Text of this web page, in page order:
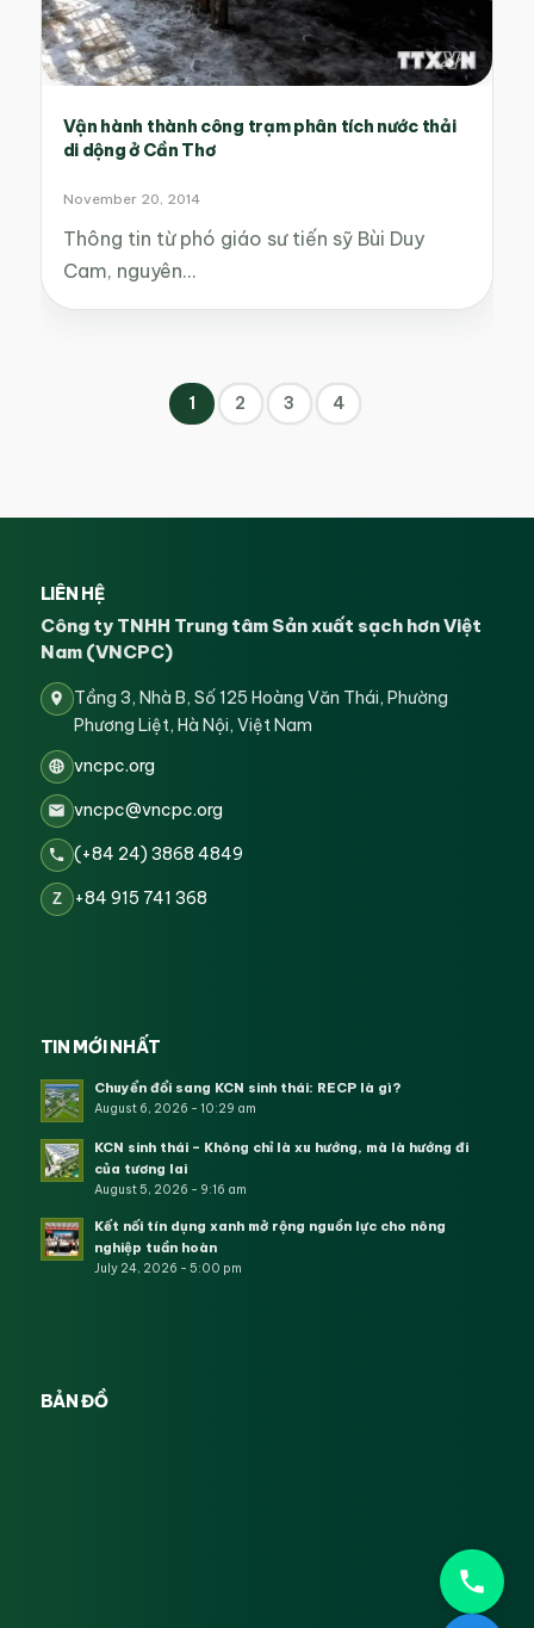
Vận hành thành công trạm phân tích nước thải
di dộng ở Cần Thơ
November 20, 2014
Thông tin từ phó giáo sư tiến sỹ Bùi Duy
Cam, nguyên…
1 2 3 4
LIÊN HỆ
Công ty TNHH Trung tâm Sản xuất sạch hơn Việt
Nam (VNCPC)
Tầng 3, Nhà B, Số 125 Hoàng Văn Thái, Phường
Phương Liệt, Hà Nội, Việt Nam
vncpc.org
vncpc@vncpc.org
(+84 24) 3868 4849
Z +84 915 741 368
TIN MỚI NHẤT
Chuyển đổi sang KCN sinh thái: RECP là gì?
August 6, 2026 - 10:29 am
KCN sinh thái – Không chỉ là xu hướng, mà là hướng đi
của tương lai
August 5, 2026 - 9:16 am
Kết nối tín dụng xanh mở rộng nguồn lực cho nông
nghiệp tuần hoàn
July 24, 2026 - 5:00 pm
BẢN ĐỒ